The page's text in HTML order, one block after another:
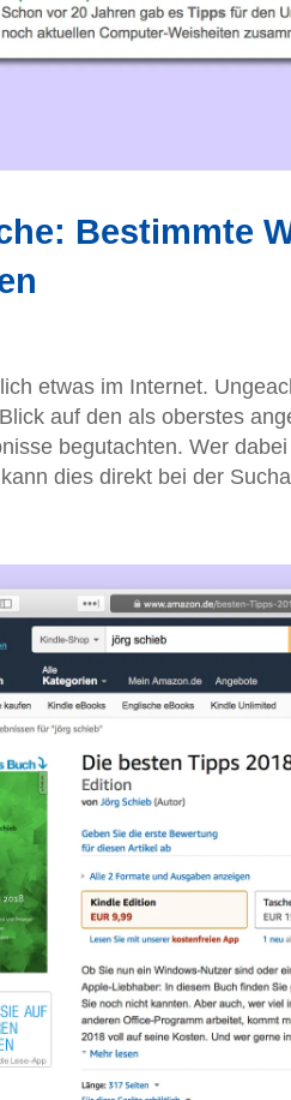
Bestimmte
etwas im Internet.
auf den als oberstes
begutachten. Wer
dies direkt bei der